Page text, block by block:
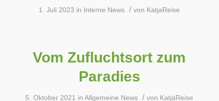
1. Juli 2023 in Interne News / von KatjaReise
Vom Zufluchtsort zum
Paradies
5. Oktober 2021 inAllgemeine News / von KatjaReise